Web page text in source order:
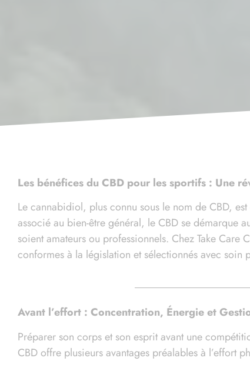
Les bénéfices du CBD pour les sportifs : Une
Le cannabidiol, plus connu sous le nom de CBD,
associé au bien-être général, le CBD se démarque
soient amateurs ou professionnels. Chez Take
conformes à la législation et sélectionnés avec
Avant l’effort : Concentration, Énergie et
Préparer son corps et son esprit avant une
CBD offre plusieurs avantages préalables à l’effort